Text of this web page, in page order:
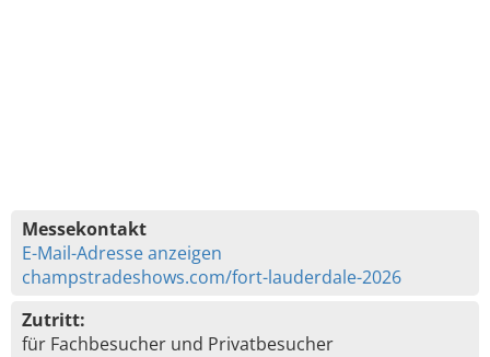
Messekontakt
E-Mail-Adresse anzeigen
champstradeshows.com/fort-lauderdale-2026
Zutritt:
für Fachbesucher und Privatbesucher